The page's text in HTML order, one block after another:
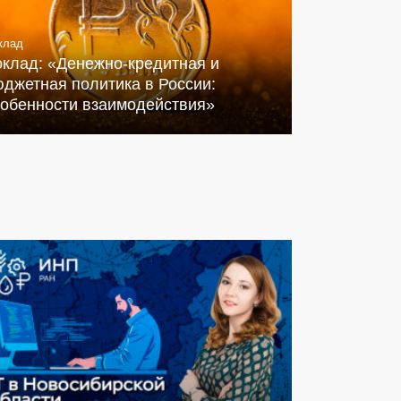
«Денежно-кредитная и
политика в России:
взаимодействия»